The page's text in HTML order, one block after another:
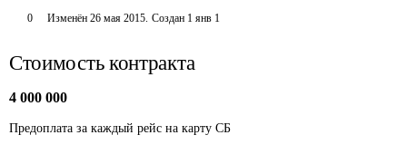
0 Изменён 26 мая 2015. Создан 1 янв 1
Стоимость контракта
4 000 000
Предоплата за каждый рейс на карту СБ